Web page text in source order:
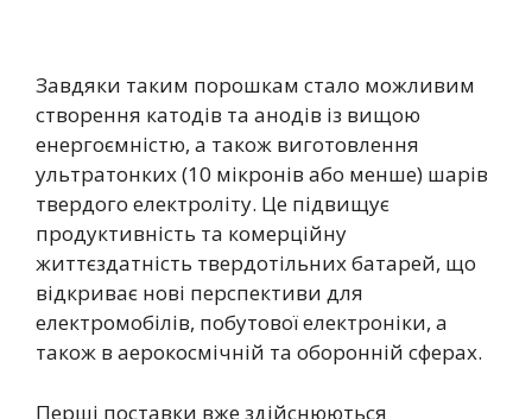
Завдяки таким порошкам стало можливим
створення катодів та анодів із вищою
енергоємністю, а також виготовлення
ультратонких (10 мікронів або менше) шарів
твердого електроліту. Це підвищує
продуктивність та комерційну
життєздатність твердотільних батарей, що
відкриває нові перспективи для
електромобілів, побутової електроніки, а
також в аерокосмічній та оборонній сферах.
Перші поставки вже здійснюються